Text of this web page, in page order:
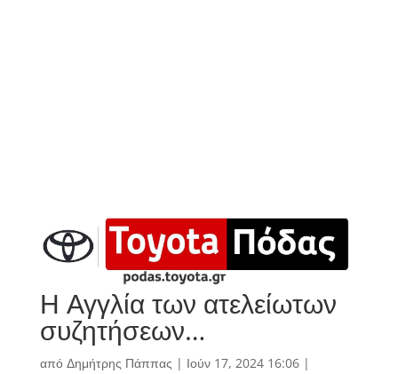
Η Αγγλία των ατελείωτων
συζητήσεων…
από Δημήτρης Πάππας | Ιούν 17, 2024 16:06|